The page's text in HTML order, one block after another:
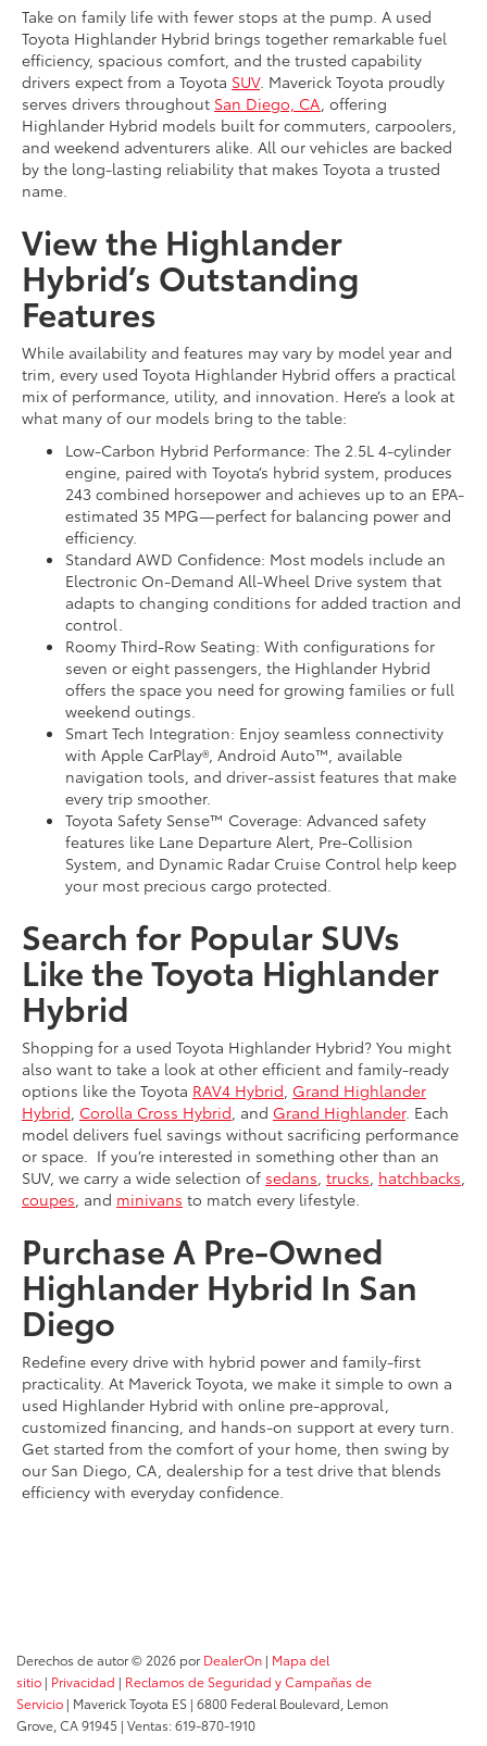
Take on family life with fewer stops at the pump. A used
Toyota Highlander Hybrid brings together remarkable fuel
efficiency, spacious comfort, and the trusted capability
drivers expect from a Toyota SUV. Maverick Toyota proudly
serves drivers throughout San Diego, CA, offering
Highlander Hybrid models built for commuters, carpoolers,
and weekend adventurers alike. All our vehicles are backed
by the long-lasting reliability that makes Toyota a trusted
name.
View the Highlander
Hybrid’s Outstanding
Features
While availability and features may vary by model year and
trim, every used Toyota Highlander Hybrid offers a practical
mix of performance, utility, and innovation. Here’s a look at
what many of our models bring to the table:
Low-Carbon Hybrid Performance: The 2.5L 4-cylinder
engine, paired with Toyota’s hybrid system, produces
243 combined horsepower and achieves up to an EPA-
estimated 35 MPG—perfect for balancing power and
efficiency.
Standard AWD Confidence: Most models include an
Electronic On-Demand All-Wheel Drive system that
adapts to changing conditions for added traction and
control.
Roomy Third-Row Seating: With configurations for
seven or eight passengers, the Highlander Hybrid
offers the space you need for growing families or full
weekend outings.
Smart Tech Integration: Enjoy seamless connectivity
with Apple CarPlay®, Android Auto™, available
navigation tools, and driver-assist features that make
every trip smoother.
Toyota Safety Sense™ Coverage: Advanced safety
features like Lane Departure Alert, Pre-Collision
System, and Dynamic Radar Cruise Control help keep
your most precious cargo protected.
Search for Popular SUVs
Like the Toyota Highlander
Hybrid
Shopping for a used Toyota Highlander Hybrid? You might
also want to take a look at other efficient and family-ready
options like the Toyota RAV4 Hybrid, Grand Highlander
Hybrid, Corolla Cross Hybrid, and Grand Highlander. Each
model delivers fuel savings without sacrificing performance
or space. If you’re interested in something other than an
SUV, we carry a wide selection of sedans, trucks, hatchbacks,
coupes, and minivans to match every lifestyle.
Purchase A Pre-Owned
Highlander Hybrid In San
Diego
Redefine every drive with hybrid power and family-first
practicality. At Maverick Toyota, we make it simple to own a
used Highlander Hybrid with online pre-approval,
customized financing, and hands-on support at every turn.
Get started from the comfort of your home, then swing by
our San Diego, CA, dealership for a test drive that blends
efficiency with everyday confidence.
Derechos de autor © 2026 porDealerOn | Mapa del
sitio | Privacidad | Reclamos de Seguridad y Campañas de
Servicio | Maverick Toyota ES | 6800 Federal Boulevard, Lemon
Grove, CA91945 | Ventas:619-870-1910